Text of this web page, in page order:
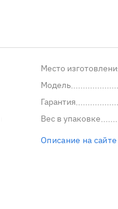
Место
Модель
Гарантия
Вес в упаковке
Описание на